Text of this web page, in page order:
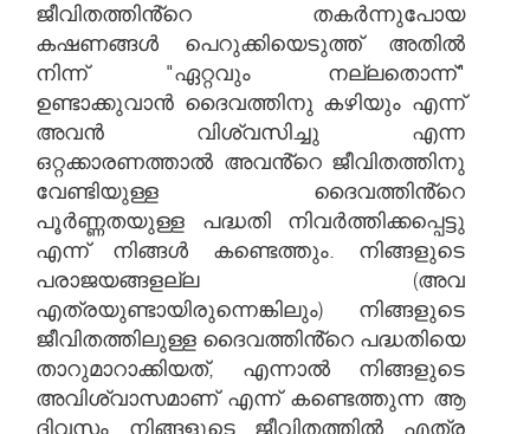
ജീവിതത്തിൻ്റെ തകർന്നുപോയ
കഷണങ്ങൾ പെറുക്കിയെടുത്ത് അതിൽ
നിന്ന് "ഏറ്റവും നല്ലതൊന്ന്"
ഉണ്ടാക്കുവാൻ ദൈവത്തിനു കഴിയും എന്ന്
അവൻ വിശ്വസിച്ചു എന്ന
ഒറ്റക്കാരണത്താൽ അവൻ്റെ ജീവിതത്തിനു
വേണ്ടിയുള്ള ദൈവത്തിൻ്റെ
പൂർണ്ണതയുള്ള പദ്ധതി നിവർത്തിക്കപ്പെട്ടു
എന്ന് നിങ്ങൾ കണ്ടെത്തും. നിങ്ങളുടെ
പരാജയങ്ങളല്ല (അവ
എത്രയുണ്ടായിരുന്നെങ്കിലും) നിങ്ങളുടെ
ജീവിതത്തിലുള്ള ദൈവത്തിൻ്റെ പദ്ധതിയെ
താറുമാറാക്കിയത്, എന്നാൽ നിങ്ങളുടെ
അവിശ്വാസമാണ് എന്ന് കണ്ടെത്തുന്ന ആ
ദിവസം നിങ്ങളുടെ ജീവിതത്തിൽ എത്ര